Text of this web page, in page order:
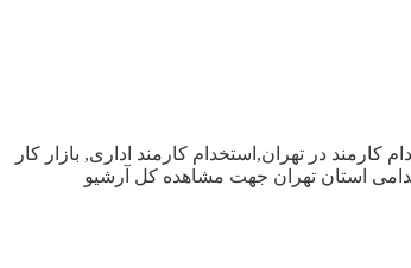
در تهران,استخدام کارمند اداری, بازار کار
استان تهران جهت مشاهده کل آرشیو